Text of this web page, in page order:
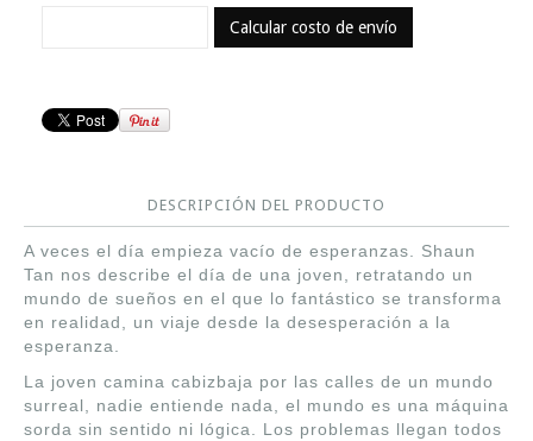
Calcular costo de envío
DESCRIPCIÓN DEL PRODUCTO
A veces el día empieza vacío de esperanzas. Shaun
Tan nos describe el día de una joven, retratando un
mundo de sueños en el que lo fantástico se transforma
en realidad, un viaje desde la desesperación a la
esperanza.
La joven camina cabizbaja por las calles de un mundo
surreal, nadie entiende nada, el mundo es una máquina
sorda sin sentido ni lógica. Los problemas llegan todos